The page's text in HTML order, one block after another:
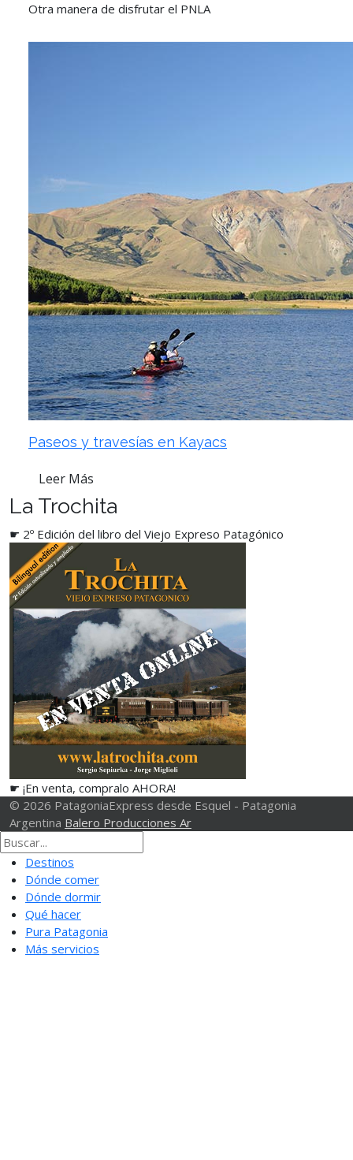
Otra manera de disfrutar el PNLA
Paseos y travesías en Kayacs
Leer Más
La Trochita
☛ 2º Edición del libro del Viejo Expreso Patagónico
☛ ¡En venta, compralo AHORA!
© 2026 PatagoniaExpress desde Esquel - Patagonia
Argentina Balero Producciones Ar
Destinos
Dónde comer
Dónde dormir
Qué hacer
Pura Patagonia
Más servicios